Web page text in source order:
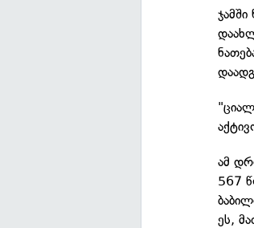
ამ
567
ეს,